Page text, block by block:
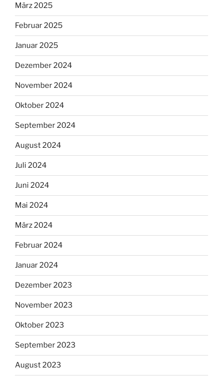
März 2025
Februar 2025
Januar 2025
Dezember 2024
November 2024
Oktober 2024
September 2024
August 2024
Juli 2024
Juni 2024
Mai 2024
März 2024
Februar 2024
Januar 2024
Dezember 2023
November 2023
Oktober 2023
September 2023
August 2023